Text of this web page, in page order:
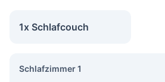
1x Schlafcouch
Schlafzimmer 1